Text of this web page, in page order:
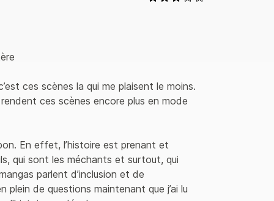
ces scènes la qui me plaisent le moins.
ces scènes encore plus en mode
En effet, l’histoire est prenant et
qui sont les méchants et surtout, qui
parlent d’inclusion et de
plein de questions maintenant que j’ai lu